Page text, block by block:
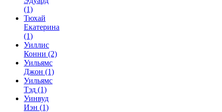
(1)
Тюхай
Екатерина
(1)
Уиллис
Конни (2)
Уильямс
Джон (1)
Уильямс
Тэд (1)
Уинвуд
Иэн (1)